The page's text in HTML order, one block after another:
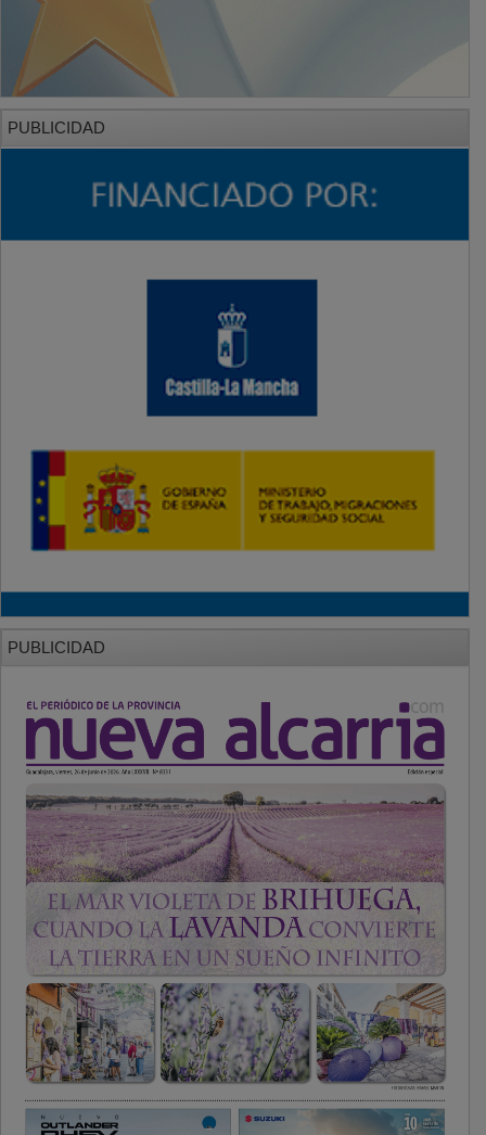
PUBLICIDAD
PUBLICIDAD